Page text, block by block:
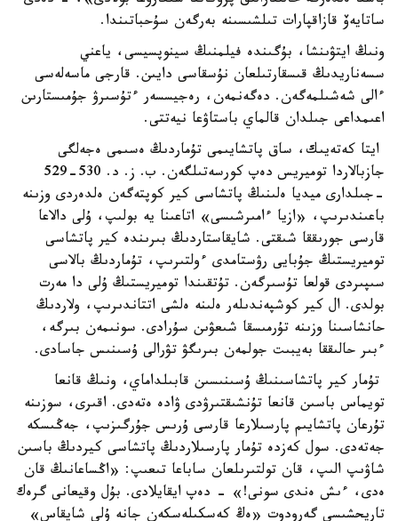
ساتايەۆ قازاقپارات تىلشىسىنە بەرگەن سۇحباتىندا.
ونىڭ ايتۋىنشا، بۇگىندە فيلمنىڭ سينوپسيسى، ياعني
سسەناريدىڭ قىسقارتىلعان نۇسقاسى دايىن. قارجى ماسەلەسى
ءالى شەشىلمەگەن. دەگەنمەن، رەجيسسەر ءتۇسىرۋ جۇمىستارىن
اعىمداعى جىلدان قالماي باستاۋعا نيەتتى.
ايتا كەتەيىك، ساق پاتشايىمى تۇماردىڭ ەسىمى ەجەلگى
جازبالاردا توميريس دەپ كورسەتىلگەن. ب. ز. د. 530-529
-جىلدارى ميديا ەلىنىڭ پاتشاسى كير كوپتەگەن ەلدەردى وزىنە
باعىندىرىپ، «ازيا ءامىرشىسى» اتاعىنا يە بولىپ، ۇلى دالاعا
قارسى جورىققا شىقتى. شايقاستاردىڭ بىرىندە كير پاتشاسى
توميريستىڭ جۇبايى رۋستامدى ءولتىرىپ، تۇماردىڭ بالاسى
سىپىردى قولعا تۇسىرگەن. تۇتقىندا توميريستىڭ ۇلى دا مەرت
بولدى. ال كير كوشپەندىلەر ەلىنە ەلشى اتتاندىرىپ، ولاردىڭ
حانشاسىنا وزىنە تۇرمىسقا شىعۋىن سۇرادى. سونىمەن بىرگە،
ءبىر حالىققا بەيبىت جولمەن بىرىگۋ تۋرالى ۇسىنىس جاسادى.
تۇمار كير پاتشاسىنىڭ ۇسىنىسىن قابىلداماي، ونىڭ قانعا
تويماس باسىن قانعا تۇنشىقتىرۋدى ۋادە ەتەدى. اقىرى، سوزىنە
تۇرعان پاتشايىم پارسىلارعا قارسى ۇرىس جۇرگىزىپ، جەڭىسكە
جەتەدى. سول كەزدە تۇمار پارسىلاردىڭ پاتشاسى كيردىڭ باسىن
شاۋىپ الىپ، قان تولتىرىلعان ساباعا تىعىپ: «اڭساعانىڭ قان
ەدى، ءىش ەندى سونى!» - دەپ ايقايلادى. بۇل وقيعانى گرەك
تاريحشىسى گەرودوت «ەڭ كەسكىلەسكەن جانە ۇلى شايقاس»